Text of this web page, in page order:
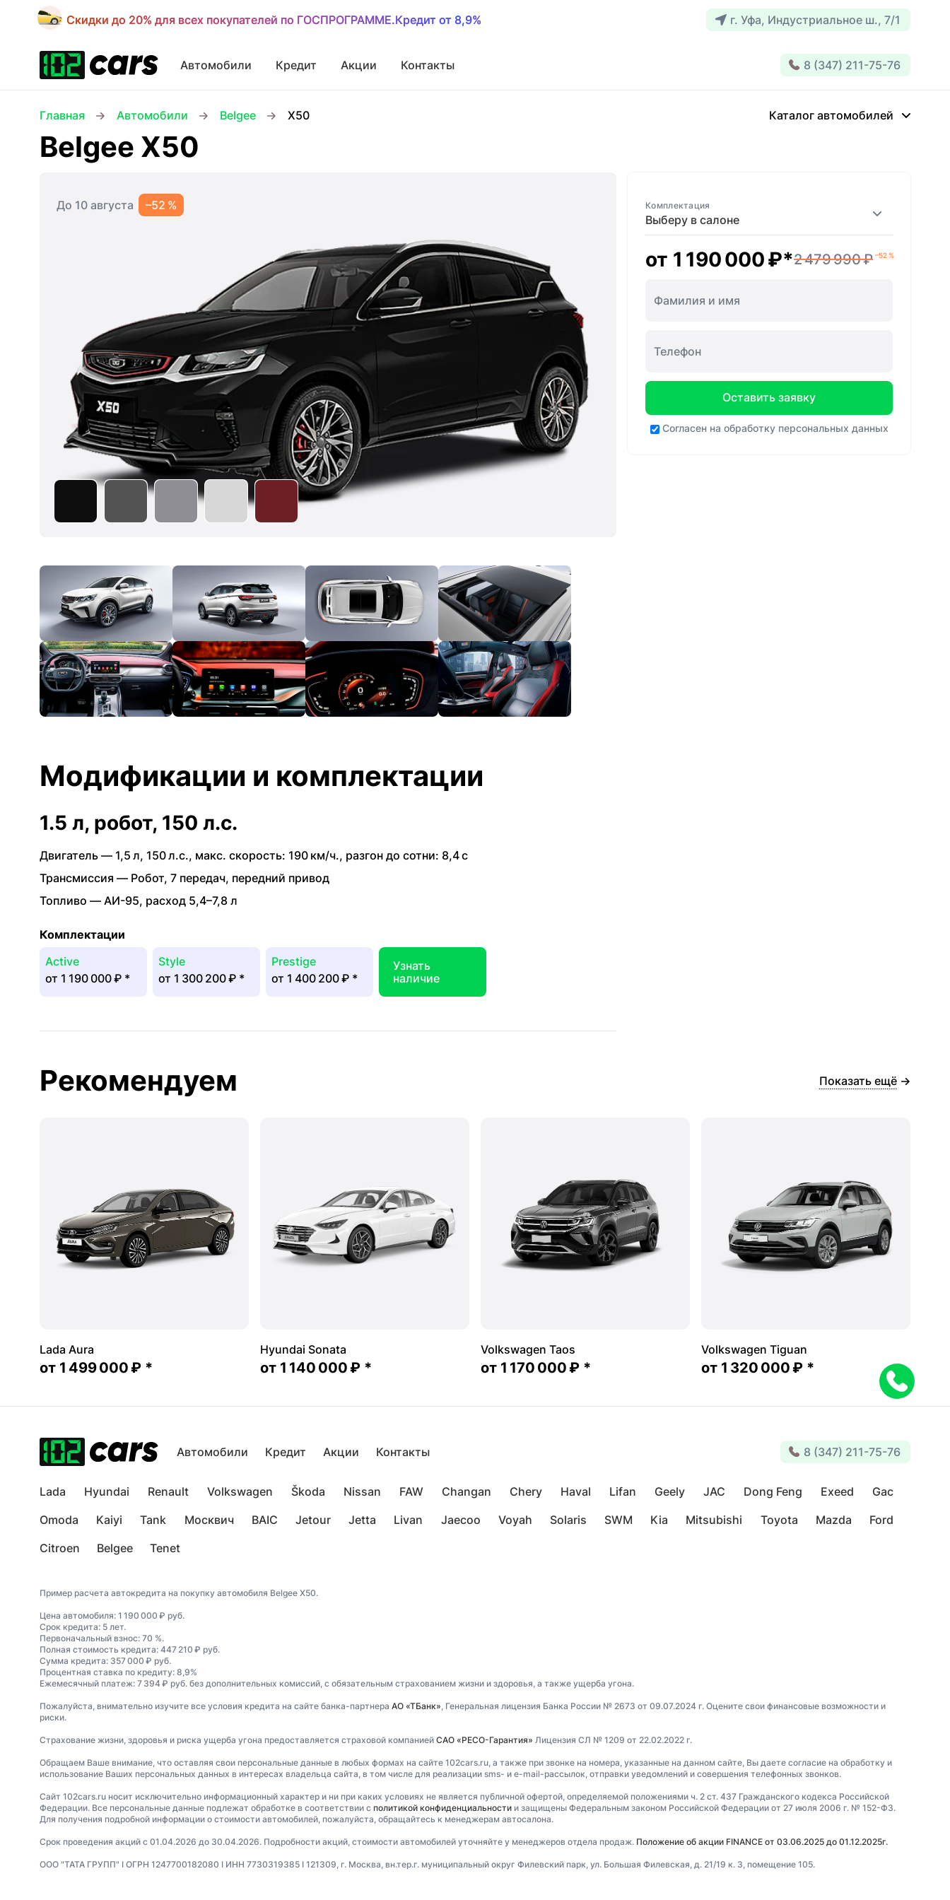
Скидки до 20% для всех покупателей по ГОСПРОГРАММЕ.Кредит от 8,9%
Скидки до 20% для всех покупателей по ГОСПРОГРАММЕ.Кредит от 8,9% г. Уфа, Индустриальное ш., 7/1
Автомобили Кредит Акции Контакты 8 (347) 211-75-76
Главная Автомобили Belgee X50 Каталог автомобилей
Belgee X50
До 10 августа
–52 %
Выберу в салоне
Комплектация
от 1 190 000 ₽*2 479 990 ₽ –52 %
Оставить заявку
Согласен на обработку персональных данных
Модификации и комплектации
1.5 л, робот, 150 л.с.
Двигатель — 1,5 л, 150 л.с., макс. скорость: 190 км/ч., разгон до сотни: 8,4 с
Трансмиссия — Робот, 7 передач, передний привод
Топливо — АИ-95, расход 5,4–7,8 л
Комплектации
Active
от 1 190 000 ₽ *
Style
от 1 300 200 ₽ *
Prestige
от 1 400 200 ₽ *
Узнать
наличие
Рекомендуем Показать ещё
Lada Aura
от 1 499 000 ₽ *
Hyundai Sonata
от 1 140 000 ₽ *
Volkswagen Taos
от 1 170 000 ₽ *
Volkswagen Tiguan
от 1 320 000 ₽ *
Автомобили Кредит Акции Контакты 8 (347) 211-75-76
Lada Hyundai Renault Volkswagen Škoda Nissan FAW Changan Chery Haval Lifan Geely JAC Dong Feng Exeed
Gac
Omoda
Kaiyi Tank Москвич BAIC Jetour Jetta Livan Jaecoo Voyah Solaris SWM Kia Mitsubishi Toyota Mazda
Ford
Citroen
Belgee Tenet
Пример расчета автокредита на покупку автомобиля Belgee X50.
Цена автомобиля: 1 190 000 ₽ руб.
Срок кредита: 5 лет.
Первоначальный взнос: 70 %.
Полная стоимость кредита: 447 210 ₽ руб.
Сумма кредита: 357 000 ₽ руб.
Процентная ставка по кредиту: 8,9%
Ежемесячный платеж: 7 394 ₽ руб. без дополнительных комиссий, с обязательным страхованием жизни и здоровья, а также ущерба угона.
Пожалуйста, внимательно изучите все условия кредита на сайте банка-партнера АО «ТБанк», Генеральная лицензия Банка России № 2673 от 09.07.2024 г. Оцените свои финансовые возможности и
риски.
Страхование жизни, здоровья и риска ущерба угона предоставляется страховой компанией САО «РЕСО-Гарантия» Лицензия СЛ № 1209 от 22.02.2022 г.
Обращаем Ваше внимание, что оставляя свои персональные данные в любых формах на сайте 102cars.ru, а также при звонке на номера, указанные на данном сайте, Вы даете согласие на обработку и
использование Ваших персональных данных в интересах владельца сайта, в том числе для реализации sms- и e-mail-рассылок, отправки уведомлений и совершения телефонных звонков.
Сайт 102cars.ru носит исключительно информационный характер и ни при каких условиях не является публичной офертой, определяемой положениями ч. 2 ст. 437 Гражданского кодекса Российской
Федерации. Все персональные данные подлежат обработке в соответствии с политикой конфиденциальности и защищены Федеральным законом Российской Федерации от 27 июля 2006 г. № 152-ФЗ.
Для получения подробной информации о стоимости автомобилей, пожалуйста, обращайтесь к менеджерам автосалона.
Срок проведения акций с 01.04.2026 до 30.04.2026. Подробности акций, стоимости автомобилей уточняйте у менеджеров отдела продаж. Положение об акции FINANCE от 03.06.2025 до 01.12.2025г.
ООО "ТАТА ГРУПП" I ОГРН 1247700182080 I ИНН 7730319385 I 121309, г. Москва, вн.тер.г. муниципальный округ Филевский парк, ул. Большая Филевская, д. 21/19 к. 3, помещение 105.